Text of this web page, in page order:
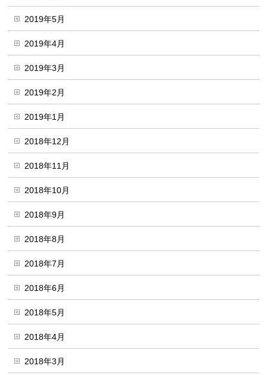
2019年5月
2019年4月
2019年3月
2019年2月
2019年1月
2018年12月
2018年11月
2018年10月
2018年9月
2018年8月
2018年7月
2018年6月
2018年5月
2018年4月
2018年3月